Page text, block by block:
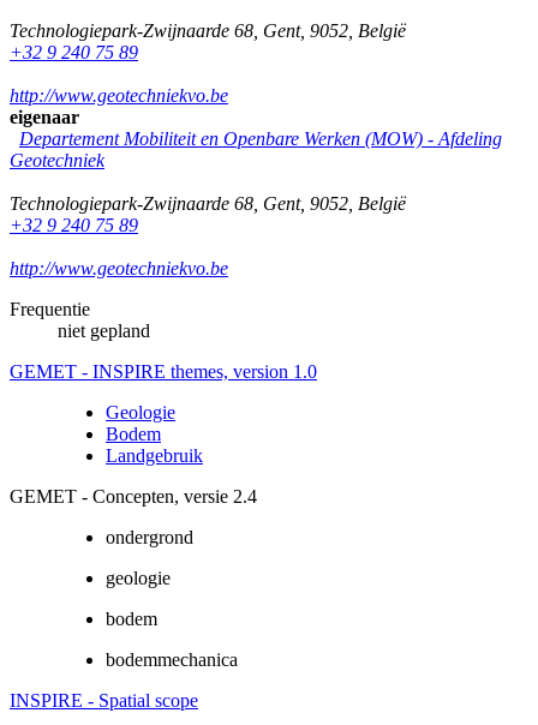
Technologiepark-Zwijnaarde 68 Gent, 9052 België
+32 9 240 75 89
http://www.geotechniekvo.be
eigenaar
Departement Mobiliteit en Openbare Werken (MOW) - Afdeling
Geotechniek
Technologiepark-Zwijnaarde 68 Gent, 9052 België
+32 9 240 75 89
http://www.geotechniekvo.be
Frequentie
niet gepland
GEMET - INSPIRE themes, version 1.0
Geologie
Bodem
Landgebruik
GEMET - Concepten, versie 2.4
ondergrond
geologie
bodem
bodemmechanica
INSPIRE - Spatial scope